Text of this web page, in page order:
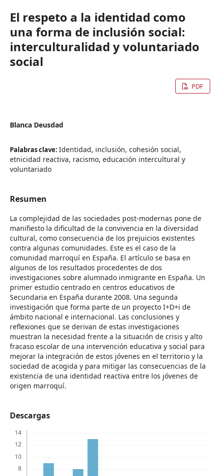
El respeto a la identidad como
una forma de inclusión social:
interculturalidad y voluntariado
social
PDF
Blanca Deusdad
Palabras clave: Identidad, inclusión, cohesión social,
etnicidad reactiva, racismo, educación intercultural y
voluntariado
Resumen
La complejidad de las sociedades post-modernas pone de
manifiesto la dificultad de la convivencia en la diversidad
cultural, como consecuencia de los prejuicios existentes
contra algunas comunidades. Este es el caso de la
comunidad marroquí en España. El artículo se basa en
algunos de los resultados procedentes de dos
investigaciones sobre alumnado inmigrante en España. Un
primer estudio centrado en centros educativos de
Secundaria en España durante 2008. Una segunda
investigación que forma parte de un proyecto I+D+i de
ámbito nacional e internacional. Las conclusiones y
reflexiones que se derivan de estas investigaciones
muestran la necesidad frente a la situación de crisis y alto
fracaso escolar de una intervención educativa y social para
mejorar la integración de estos jóvenes en el territorio y la
sociedad de acogida y para mitigar las consecuencias de la
existencia de una identidad reactiva entre los jóvenes de
origen marroquí.
Descargas